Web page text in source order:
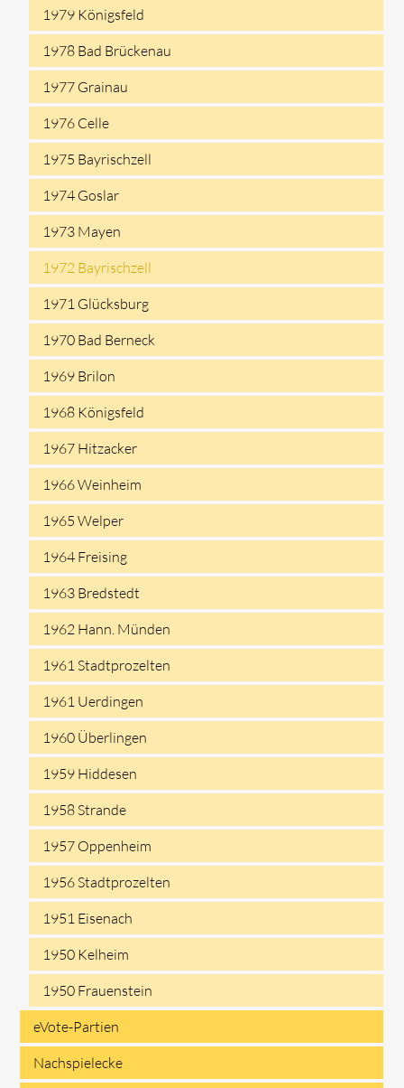
1979 Königsfeld
1978 Bad Brückenau
1977 Grainau
1976 Celle
1975 Bayrischzell
1974 Goslar
1973 Mayen
1972 Bayrischzell
1971 Glücksburg
1970 Bad Berneck
1969 Brilon
1968 Königsfeld
1967 Hitzacker
1966 Weinheim
1965 Welper
1964 Freising
1963 Bredstedt
1962 Hann. Münden
1961 Stadtprozelten
1961 Uerdingen
1960 Überlingen
1959 Hiddesen
1958 Strande
1957 Oppenheim
1956 Stadtprozelten
1951 Eisenach
1950 Kelheim
1950 Frauenstein
eVote-Partien
Nachspielecke